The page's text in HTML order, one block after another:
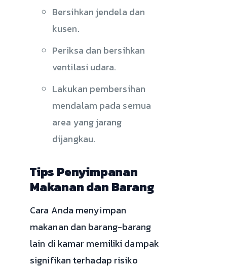
Bersihkan jendela dan
kusen.
Periksa dan bersihkan
ventilasi udara.
Lakukan pembersihan
mendalam pada semua
area yang jarang
dijangkau.
Tips Penyimpanan
Makanan dan Barang
Cara Anda menyimpan
makanan dan barang-barang
lain di kamar memiliki dampak
signifikan terhadap risiko